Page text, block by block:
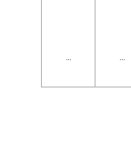
Ajouter